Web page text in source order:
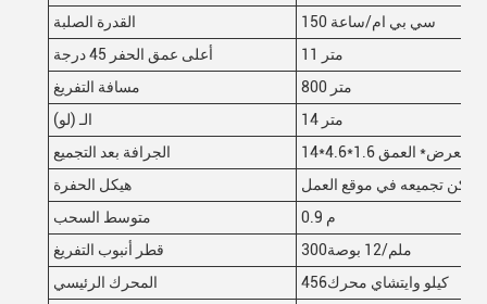
القدرة الصلبة
150 سي بي ام/ساعة
أعلى عمق الحفر 45 درجة
11 متر
مسافة التفريغ
800 متر
الـ (لو)
14 متر
الجرافة بعد التجميع
العرض* العمق
هيكل الحفرة
ويمكن تجميعه في موقع العمل
متوسط السحب
0.9 م
قطر أنبوب التفريغ
300ملم/12 بوصة
المحرك الرئيسي
456كيلو وايتشاي محرك